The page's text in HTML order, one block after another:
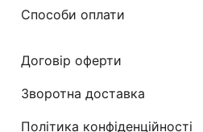
Способи оплати
Договір оферти
Зворотна доставка
Політика конфіденційності